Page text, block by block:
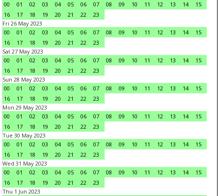
00
01 02 03 04 05 06 07 08 09 10 11 12 13 14
15
16
17 18 19 20 21 22
23
Fri 26 May 2023
00
01 02 03 04 05 06 07 08 09 10 11 12 13 14
15
16
17 18 19 20 21 22
23
Sat 27 May 2023
00
01 02 03 04 05 06 07 08 09 10 11 12 13 14
15
16
17 18 19 20 21 22
23
Sun 28 May 2023
00
01 02 03 04 05 06 07 08 09 10 11 12 13 14
15
16
17 18 19 20 21 22
23
Mon 29 May 2023
00
01 02 03 04 05 06 07 08 09 10 11 12 13 14
15
16
17 18 19 20 21 22
23
Tue 30 May 2023
00
01 02 03 04 05 06 07 08 09 10 11 12 13 14
15
16
17 18 19 20 21 22
23
Wed 31 May 2023
00
01 02 03 04 05 06 07 08 09 10 11 12 13 14
15
16
17 18 19 20 21 22
23
Thu 1 Jun 2023